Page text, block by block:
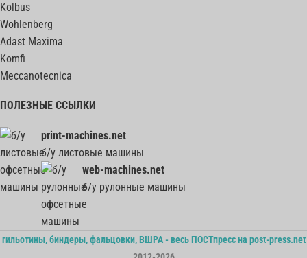
Kolbus
Wohlenberg
Adast Maxima
Komfi
Meccanotecnica
ПОЛЕЗНЫЕ ССЫЛКИ
print-machines.net
б/у листовые машины
web-machines.net
б/у рулонные машины
гильотины, биндеры, фальцовки, ВШРА - весь ПОСТпресс на post-press.net